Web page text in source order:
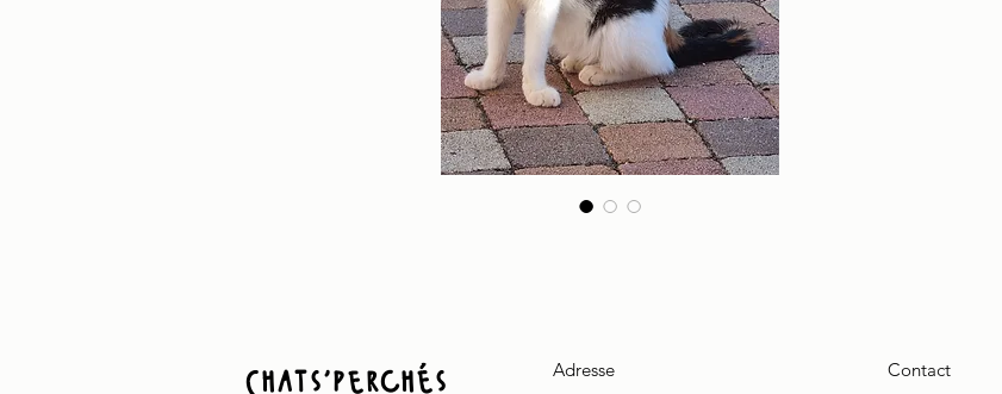
Chats'perchés Adresse Contact